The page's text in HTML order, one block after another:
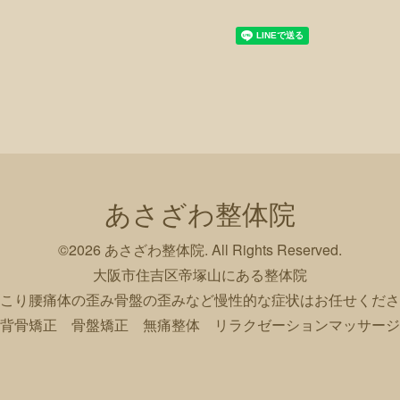
あさざわ整体院
©2026 あさざわ整体院. All Rights Reserved.
大阪市住吉区帝塚山にある整体院
り腰痛体の歪み骨盤の歪みなど慢性的な症状はお任せくだ
背骨矯正 骨盤矯正 無痛整体 リラクゼーションマッサージ